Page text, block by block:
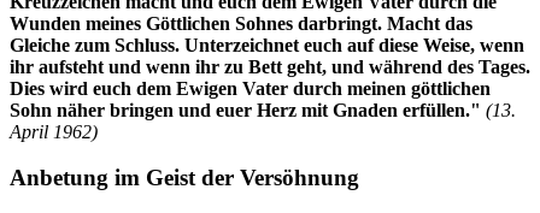
Wunden meines Göttlichen Sohnes darbringt. Macht das
Gleiche zum Schluss. Unterzeichnet euch auf diese Weise, wenn
ihr aufsteht und wenn ihr zu Bett geht, und während des Tages.
Dies wird euch dem Ewigen Vater durch meinen göttlichen
Sohn näher bringen und euer Herz mit Gnaden erfüllen." (13.
April 1962)
Anbetung im Geist der Versöhnung